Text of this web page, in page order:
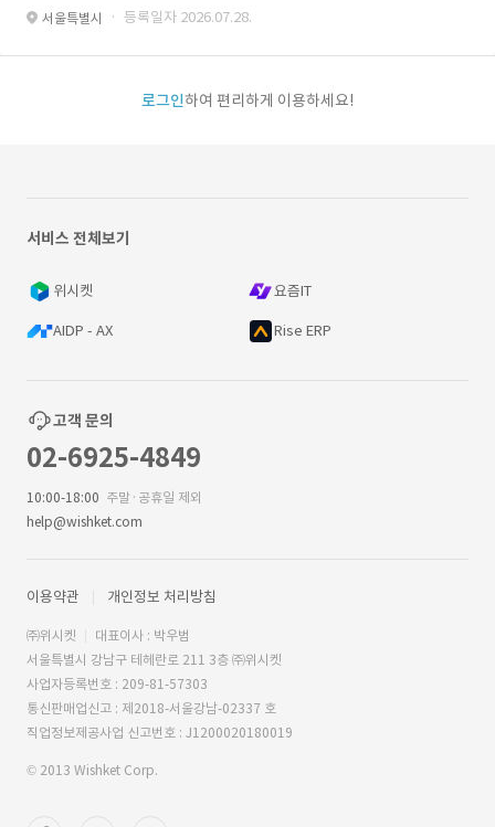
서울특별시 · 등록일자 2026.07.28.
로그인하여 편리하게 이용하세요!
서비스 전체보기
위시켓 요즘IT
AIDP - AX Rise ERP
고객 문의
02-6925-4849
10:00-18:00 주말·공휴일 제외
help@wishket.com
이용약관 개인정보 처리방침
㈜위시켓
대표이사 : 박우범
서울특별시 강남구 테헤란로 211 3층 ㈜위시켓
사업자등록번호 : 209-81-57303
통신판매업신고 : 제2018-서울강남-02337 호
직업정보제공사업 신고번호 : J1200020180019
© 2013 Wishket Corp.